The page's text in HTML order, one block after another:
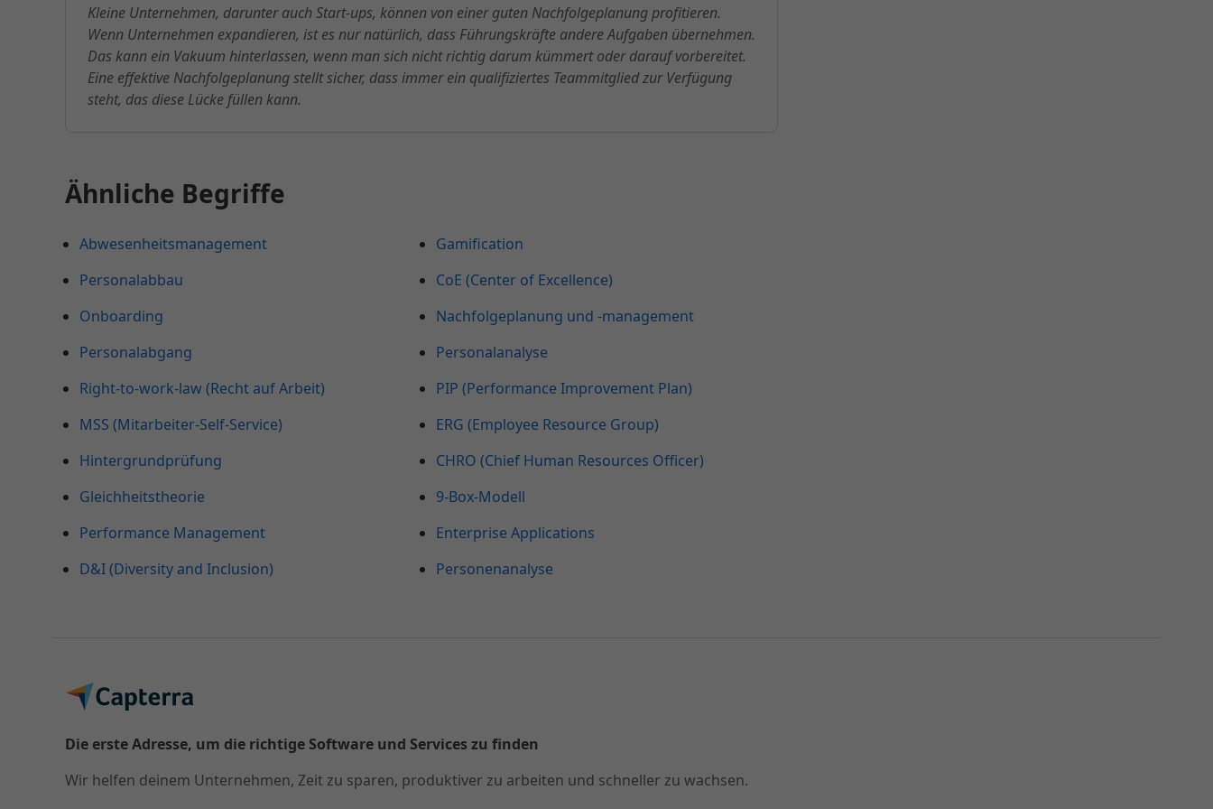
Kleine Unternehmen, darunter auch Start-ups, können von einer guten Nachfolgeplanung profitieren.
Wenn Unternehmen expandieren, ist es nur natürlich, dass Führungskräfte andere Aufgaben übernehmen.
Das kann ein Vakuum hinterlassen, wenn man sich nicht richtig darum kümmert oder darauf vorbereitet.
Eine effektive Nachfolgeplanung stellt sicher, dass immer ein qualifiziertes Teammitglied zur Verfügung
steht, das diese Lücke füllen kann.
Ähnliche Begriffe
Abwesenheitsmanagement
Personalabbau
Onboarding
Personalabgang
Right-to-work-law (Recht auf Arbeit)
MSS (Mitarbeiter-Self-Service)
Hintergrundprüfung
Gleichheitstheorie
Performance Management
D&I (Diversity and Inclusion)
Gamification
CoE (Center of Excellence)
Nachfolgeplanung und -management
Personalanalyse
PIP (Performance Improvement Plan)
ERG (Employee Resource Group)
CHRO (Chief Human Resources Officer)
9-Box-Modell
Enterprise Applications
Personenanalyse
Die erste Adresse, um die richtige Software und Services zu finden
Wir helfen deinem Unternehmen, Zeit zu sparen, produktiver zu arbeiten und schneller zu wachsen.